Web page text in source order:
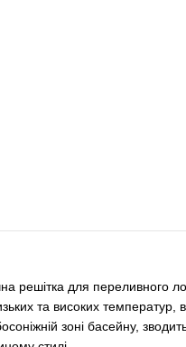
решітка для
та високих
зоні басейну,